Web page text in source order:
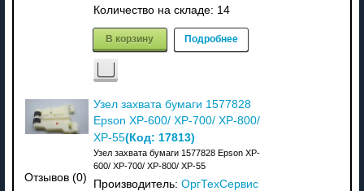
Количество на складе: 14
В корзину Подробнее
Отзывов (0)
Узел захвата бумаги 1577828
Epson XP-600/ XP-700/ XP-800/
XP-55(Код: 17813)
Узел захвата бумаги 1577828 Epson XP-
600/ XP-700/ XP-800/ XP-55
Производитель: ОргТехСервис